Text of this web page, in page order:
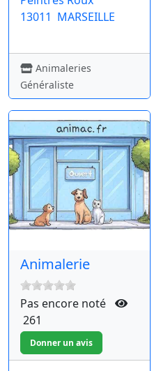
13011 MARSEILLE
Animaleries
Généraliste
Animalerie
Pas encore noté
261